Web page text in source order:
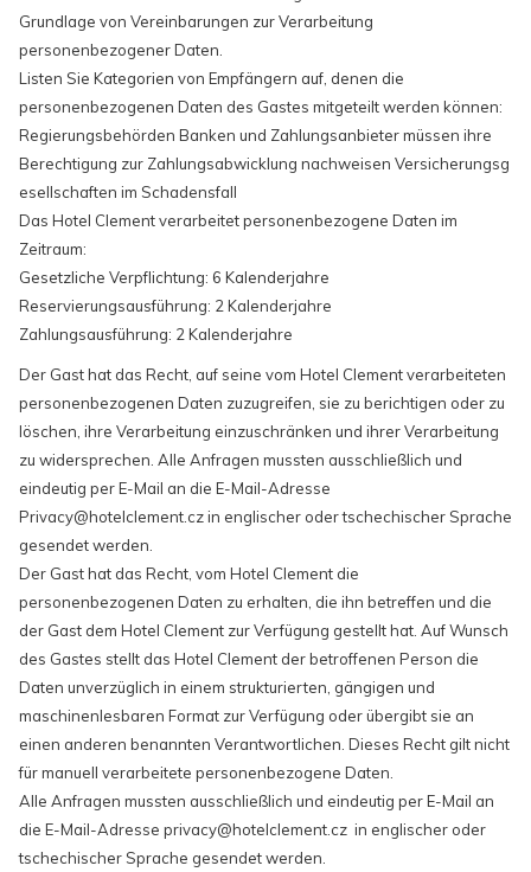
Grundlage von Vereinbarungen zur Verarbeitung
personenbezogener Daten.
Listen Sie Kategorien von Empfängern auf, denen die
personenbezogenen Daten des Gastes mitgeteilt werden können:
Regierungsbehörden Banken und Zahlungsanbieter müssen ihre
Berechtigung zur Zahlungsabwicklung nachweisen Versicherungsg
esellschaften im Schadensfall
Das Hotel Clement verarbeitet personenbezogene Daten im
Zeitraum:
Gesetzliche Verpflichtung: 6 Kalenderjahre
Reservierungsausführung: 2 Kalenderjahre
Zahlungsausführung: 2 Kalenderjahre
Der Gast hat das Recht, auf seine vom Hotel Clement verarbeiteten
personenbezogenen Daten zuzugreifen, sie zu berichtigen oder zu
löschen, ihre Verarbeitung einzuschränken und ihrer Verarbeitung
zu widersprechen. Alle Anfragen mussten ausschließlich und
eindeutig per E-Mail an die E-Mail-Adresse
Privacy@hotelclement.cz in englischer oder tschechischer Sprache
gesendet werden.
Der Gast hat das Recht, vom Hotel Clement die
personenbezogenen Daten zu erhalten, die ihn betreffen und die
der Gast dem Hotel Clement zur Verfügung gestellt hat. Auf Wunsch
des Gastes stellt das Hotel Clement der betroffenen Person die
Daten unverzüglich in einem strukturierten, gängigen und
maschinenlesbaren Format zur Verfügung oder übergibt sie an
einen anderen benannten Verantwortlichen. Dieses Recht gilt nicht
für manuell verarbeitete personenbezogene Daten.
Alle Anfragen mussten ausschließlich und eindeutig per E-Mail an
die E-Mail-Adresse privacy@hotelclement.cz in englischer oder
tschechischer Sprache gesendet werden.